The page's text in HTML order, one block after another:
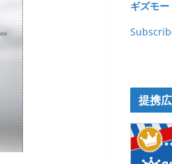
ギズモー
提携